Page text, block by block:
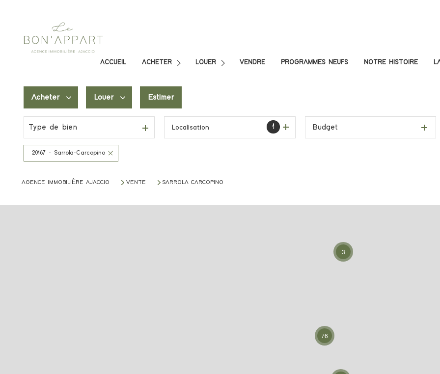
ACCUEIL ACHETER
BIENS PROFESSIONNELS DISPONIBLES À LA VENTE
BIENS VENDUS
LOUER VENDRE PROGRAMMES NEUFS NOTRE HISTOIRE
Acheter
De l'ancien
Du neuf
De l'immo pro
Louer
De l'immo pro
Estimer
Type de bien 1
Localisation Budget
20167 - Sarrola-Carcopino
AGENCE IMMOBILIÈRE AJACCIO VENTE SARROLA CARCOPINO
3
76